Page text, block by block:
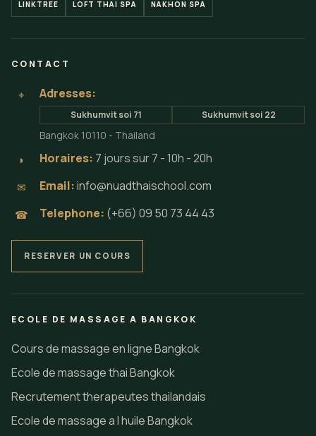
LINKTREE LOFT THAI SPA NAKHON SPA
CONTACT
⌖ Adresses:
Sukhumvit soi 71 Sukhumvit soi 22
Bangkok 10110 - Thailand
◗ Horaires: 7 jours sur 7 - 10h - 20h
✉ Email:info@nuadthaischool.com
☎ Telephone: (+66) 09 50 73 44 43
RESERVER UN COURS
ECOLE DE MASSAGE A BANGKOK
Cours de massage en ligne Bangkok
Ecole de massage thai Bangkok
Recrutement therapeutes thailandais
Ecole de massage a l huile Bangkok